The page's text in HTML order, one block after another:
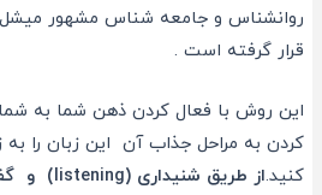
روانشناس و جامعه شناس مشهور میشل
قرار گرفته است .
این روش با فعال کردن ذهن شما به
کردن به مراحل جذاب آن این زبان را
کنید.از طریق شنیداری (listening
) و